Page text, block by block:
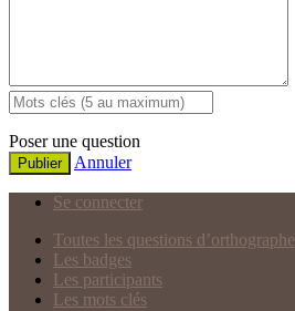
Poser une question
Publier Annuler
Se connecter
Toutes les questions d’orthographe
Les badges
Les participants
Les mots clés